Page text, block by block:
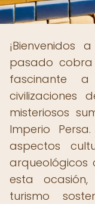
¡Bienvenidos a
pasado cobra
fascinante
civilizaciones
misteriosos
Imperio
aspectos
arqueológicos
esta
turismo